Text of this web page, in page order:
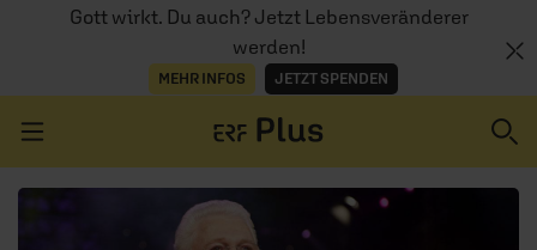
Gott wirkt. Du auch? Jetzt Lebensveränderer
werden!
MEHR INFOS JETZT SPENDEN